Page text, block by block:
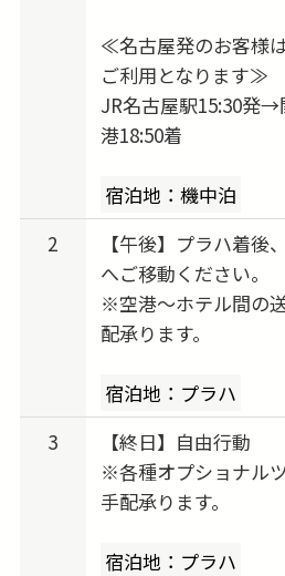
≪名古屋発のお客様
ご利用となります≫
JR名古屋駅15:30発→
港18:50着
宿泊地：機中泊
2
【午後】プラハ着後
へご移動ください。
※空港〜ホテル間の
配承ります。
宿泊地：プラハ
3
【終日】自由行動
※各種オプショナル
手配承ります。
宿泊地：プラハ